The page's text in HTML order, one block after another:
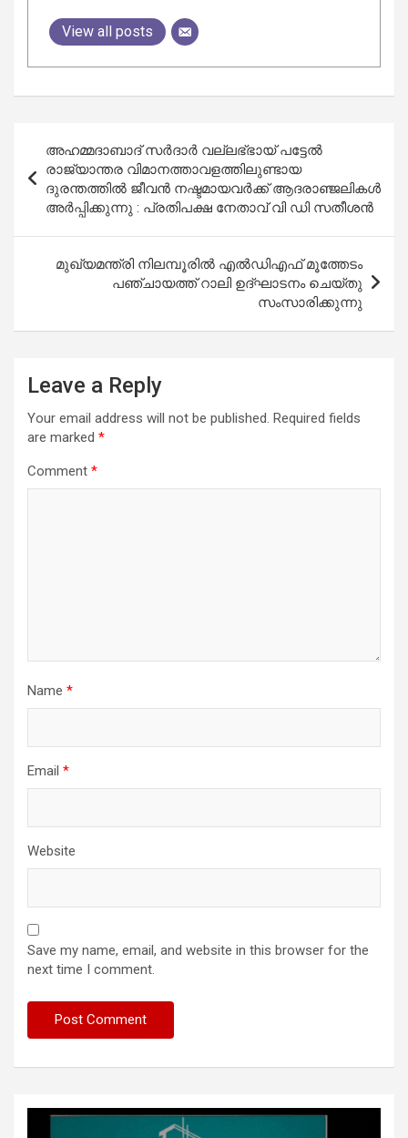
View all posts
navigation
അഹമ്മദാബാദ് സര്‍ദാര്‍ വല്ലഭ്ഭായ് പട്ടേല്‍
രാജ്യാന്തര വിമാനത്താവളത്തിലുണ്ടായ
ദുരന്തത്തില്‍ ജീവന്‍ നഷ്ടമായവര്‍ക്ക് ആദരാഞ്ജലികള്‍
അര്‍പ്പിക്കുന്നു : പ്രതിപക്ഷ നേതാവ് വി ഡി സതീശന്‍
മുഖ്യമന്ത്രി നിലമ്പൂരിൽ എൽഡിഎഫ് മൂത്തേടം
പഞ്ചായത്ത് റാലി ഉദ്ഘാടനം ചെയ്തു
സംസാരിക്കുന്നു
Leave a Reply
Your email address will not be published. Required fields
are marked *
Comment *
Name *
Email *
Website
Save my name, email, and website in this browser for the
next time I comment.